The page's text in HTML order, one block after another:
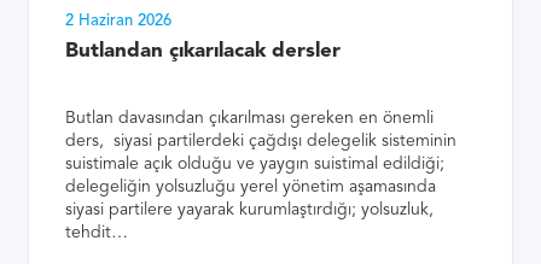
2 Haziran 2026
Butlandan çıkarılacak dersler
Butlan davasından çıkarılması gereken en önemli
ders, siyasi partilerdeki çağdışı delegelik sisteminin
suistimale açık olduğu ve yaygın suistimal edildiği;
delegeliğin yolsuzluğu yerel yönetim aşamasında
siyasi partilere yayarak kurumlaştırdığı; yolsuzluk,
tehdit…